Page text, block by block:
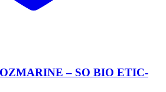
– SO BIO ETIC-